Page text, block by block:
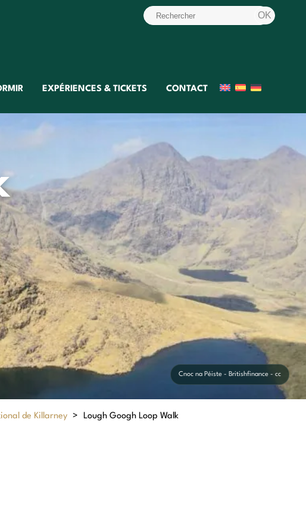
EXPÉRIENCES & TICKETS CONTACT
Cnoc na Péiste - Britishfinance - cc
de Killarney > Lough Googh Loop Walk